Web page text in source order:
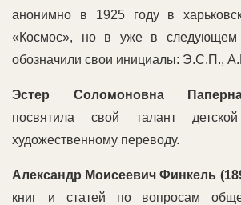
анонимно в 1925 году в
«Космос», но в уже в следующем
обозначили свои инициалы: Э.С.П.,
Эстер Соломоновна
посвятила свой талант
художественному переводу.
Александр Моисеевич Финкель
книг и статей по вопросам